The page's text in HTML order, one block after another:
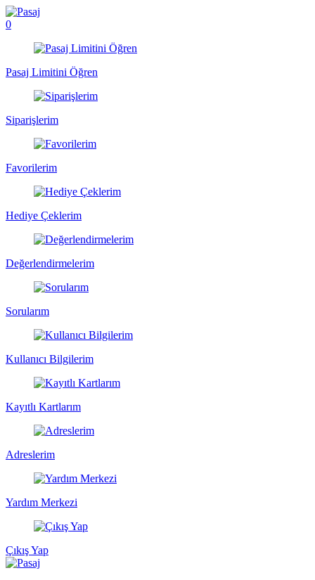
0
Pasaj Limitini Öğren
Siparişlerim
Favorilerim
Hediye Çeklerim
Değerlendirmelerim
Sorularım
Kullanıcı Bilgilerim
Kayıtlı Kartlarım
Adreslerim
Yardım Merkezi
Çıkış Yap